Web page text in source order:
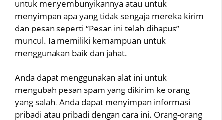
untuk menyembunyikannya atau untuk
menyimpan apa yang tidak sengaja mereka kirim
dan pesan seperti “Pesan ini telah dihapus”
muncul. Ia memiliki kemampuan untuk
menggunakan baik dan jahat.
Anda dapat menggunakan alat ini untuk
mengubah pesan spam yang dikirim ke orang
yang salah. Anda dapat menyimpan informasi
pribadi atau pribadi dengan cara ini. Orang-orang